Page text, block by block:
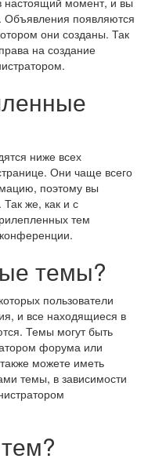
Объявления появляются
они созданы. Так
на создание
ниже всех
Они чаще всего
поэтому вы
же, как и с
тем
темы?
пользователи
и все находящиеся в
Темы могут быть
форума или
можете иметь
темы, в зависимости